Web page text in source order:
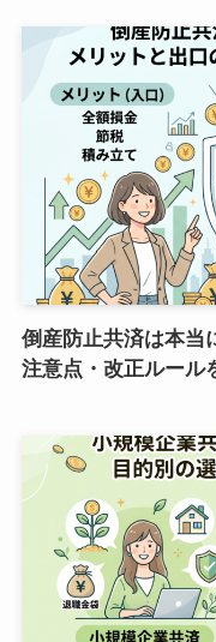
倒産防止共済は本当
注意点・改正ルール